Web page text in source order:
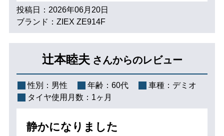
投稿日：2026年06月20日
ブランド：ZIEX ZE914F
辻本睦夫 さんからのレビュー
性別： 男性 年齢： 60代 車種： デミオ
タイヤ使用月数： 1ヶ月
静かになりました